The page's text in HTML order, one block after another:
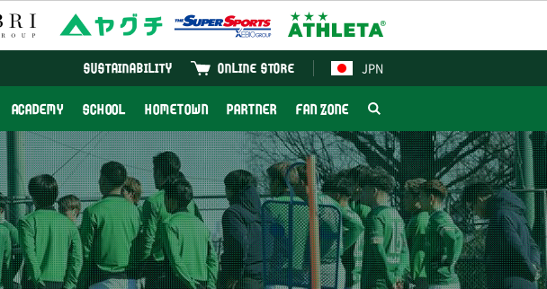
JPN
ONLINE STORE
SUSTAINABILITY
ACADEMY SCHOOL HOMETOWN PARTNER FAN ZONE